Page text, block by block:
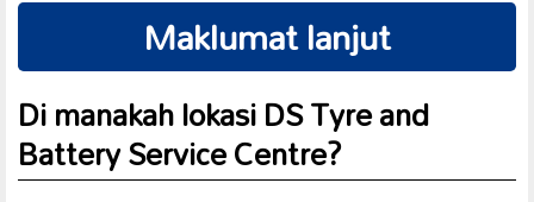
Maklumat lanjut
Di manakah lokasi DS Tyre and
Battery Service Centre?